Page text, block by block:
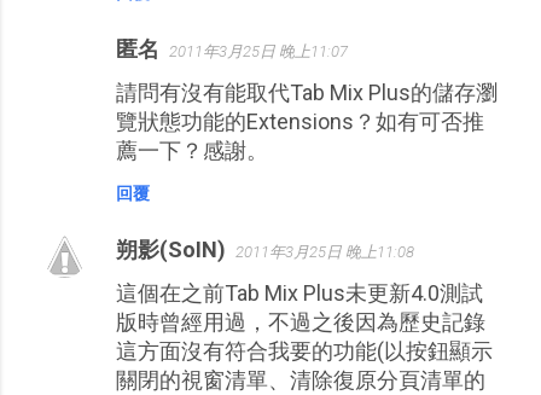
匿名 2011年3月25日 晚上11:07
請問有沒有能取代Tab Mix Plus的儲存瀏
覽狀態功能的Extensions？如有可否推
薦一下？感謝。
回覆
朔影(SoIN) 2011年3月25日 晚上11:08
這個在之前Tab Mix Plus未更新4.0測試
版時曾經用過，不過之後因為歷史記錄
這方面沒有符合我要的功能(以按鈕顯示
關閉的視窗清單、清除復原分頁清單的